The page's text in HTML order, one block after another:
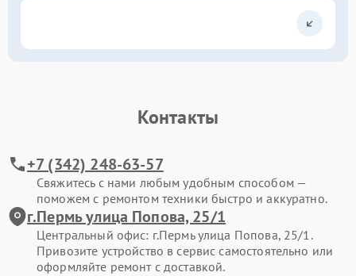
Контакты
+7 (342) 248-63-57
Свяжитесь с нами любым удобным способом —
поможем с ремонтом техники быстро и аккуратно.
г.Пермь улица Попова, 25/1
Центральный офис: г.Пермь улица Попова, 25/1.
Привозите устройство в сервис самостоятельно или
оформляйте ремонт с доставкой.